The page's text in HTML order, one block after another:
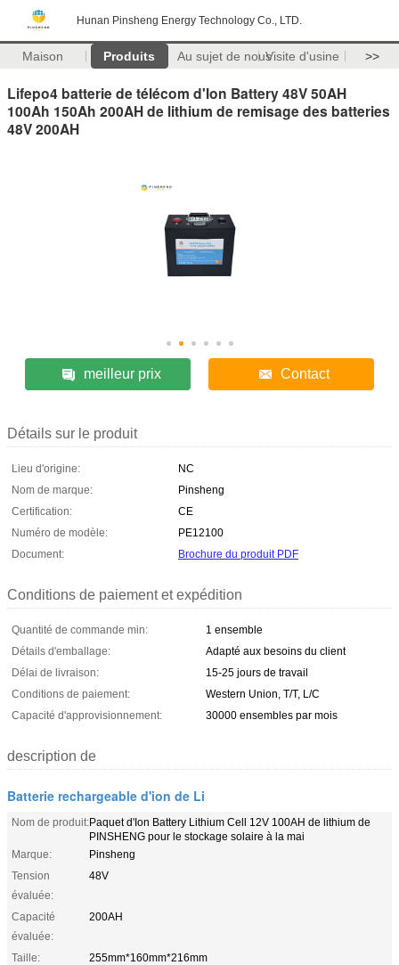
Hunan Pinsheng Energy Technology Co., LTD.
Maison Produits Au sujet de nousVisite d'usine >>
Lifepo4 batterie de télécom d'Ion Battery 48V 50AH
100Ah 150Ah 200AH de lithium de remisage des batteries
48V 200AH
meilleur prix Contact
Détails sur le produit
Lieu d'origine:
NC
Nom de marque:
Pinsheng
Certification:
CE
Numéro de modèle:
PE12100
Document:
Brochure du produit PDF
Conditions de paiement et expédition
Quantité de commande min:
1 ensemble
Détails d'emballage:
Adapté aux besoins du client
Délai de livraison:
15-25 jours de travail
Conditions de paiement:
Western Union, T/T, L/C
Capacité d'approvisionnement:
30000 ensembles par mois
description de
Batterie rechargeable d'ion de Li
Nom de produit:Paquet d'Ion Battery Lithium Cell 12V 100AH de lithium de
PINSHENG pour le stockage solaire à la mai
Marque:
Pinsheng
Tension
évaluée:
48V
Capacité
évaluée:
200AH
Taille:
255mm*160mm*216mm